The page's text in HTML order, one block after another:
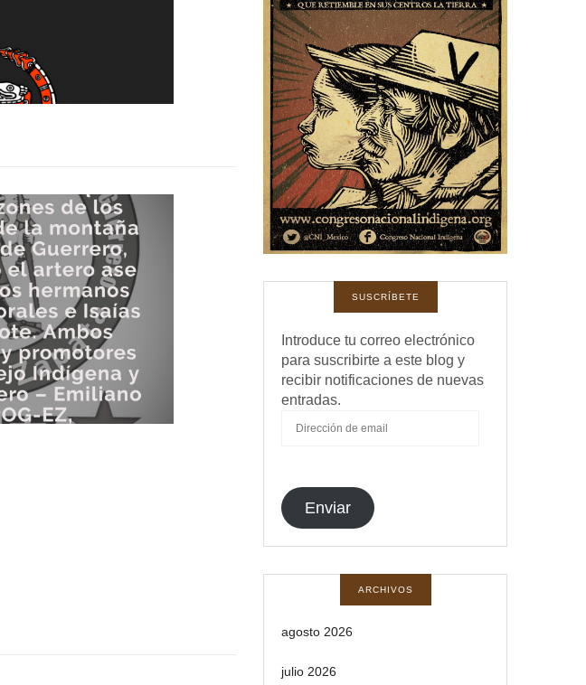
SUSCRÍBETE
Introduce tu correo electrónico
para suscribirte a este blog y
recibir notificaciones de nuevas
entradas.
Enviar
ARCHIVOS
agosto 2026
julio 2026